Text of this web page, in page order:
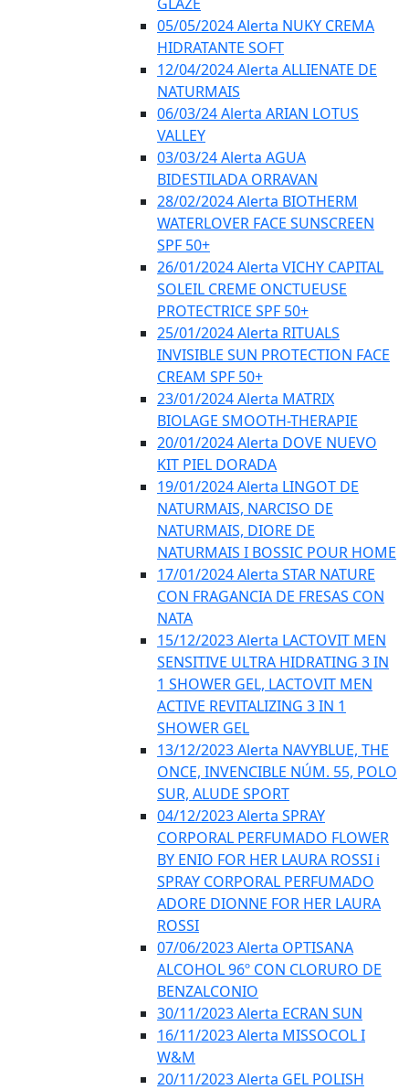
05/05/2024 Alerta NUKY CREMA
HIDRATANTE SOFT
12/04/2024 Alerta ALLIENATE DE
NATURMAIS
06/03/24 Alerta ARIAN LOTUS
VALLEY
03/03/24 Alerta AGUA
BIDESTILADA ORRAVAN
28/02/2024 Alerta BIOTHERM
WATERLOVER FACE SUNSCREEN
SPF 50+
26/01/2024 Alerta VICHY CAPITAL
SOLEIL CREME ONCTUEUSE
PROTECTRICE SPF 50+
25/01/2024 Alerta RITUALS
INVISIBLE SUN PROTECTION FACE
CREAM SPF 50+
23/01/2024 Alerta MATRIX
BIOLAGE SMOOTH-THERAPIE
20/01/2024 Alerta DOVE NUEVO
KIT PIEL DORADA
19/01/2024 Alerta LINGOT DE
NATURMAIS, NARCISO DE
NATURMAIS, DIORE DE
NATURMAIS I BOSSIC POUR HOME
17/01/2024 Alerta STAR NATURE
CON FRAGANCIA DE FRESAS CON
NATA
15/12/2023 Alerta LACTOVIT MEN
SENSITIVE ULTRA HIDRATING 3 IN
1 SHOWER GEL, LACTOVIT MEN
ACTIVE REVITALIZING 3 IN 1
SHOWER GEL
13/12/2023 Alerta NAVYBLUE, THE
ONCE, INVENCIBLE NÚM. 55, POLO
SUR, ALUDE SPORT
04/12/2023 Alerta SPRAY
CORPORAL PERFUMADO FLOWER
BY ENIO FOR HER LAURA ROSSI i
SPRAY CORPORAL PERFUMADO
ADORE DIONNE FOR HER LAURA
ROSSI
07/06/2023 Alerta OPTISANA
ALCOHOL 96º CON CLORURO DE
BENZALCONIO
30/11/2023 Alerta ECRAN SUN
16/11/2023 Alerta MISSOCOL I
W&M
20/11/2023 Alerta GEL POLISH